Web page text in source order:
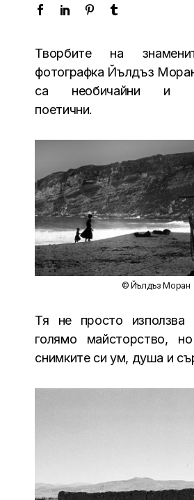
Творбите на
фотографка Йълдъз
са необичайни и
поетични.
© Йълдъз Моран
Тя не просто използва
голямо майсторство,
снимките си ум, душа и